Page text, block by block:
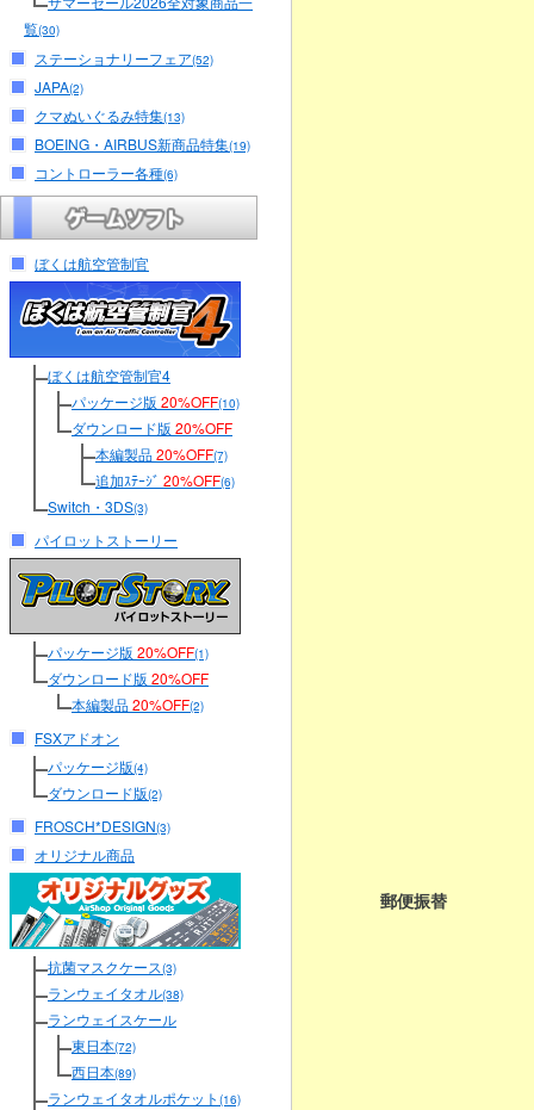
覧(30)
ステーショナリーフェア(52)
JAPA(2)
クマぬいぐるみ特集(13)
BOEING・AIRBUS新商品特集(19)
コントローラー各種(6)
ぼくは航空管制官
ぼくは航空管制官4
パッケージ版 20%OFF(10)
ダウンロード版 20%OFF
本編製品20%OFF(7)
追加ｽﾃｰｼﾞ 20%OFF(6)
Switch・3DS(3)
パイロットストーリー
パッケージ版 20%OFF(1)
ダウンロード版 20%OFF
本編製品20%OFF(2)
FSXアドオン
パッケージ版(4)
ダウンロード版(2)
FROSCH*DESIGN(3)
オリジナル商品
抗菌マスクケース(3)
ランウェイタオル(38)
ランウェイスケール
東日本(72)
西日本(89)
ランウェイタオルポケット (16)
郵便振替